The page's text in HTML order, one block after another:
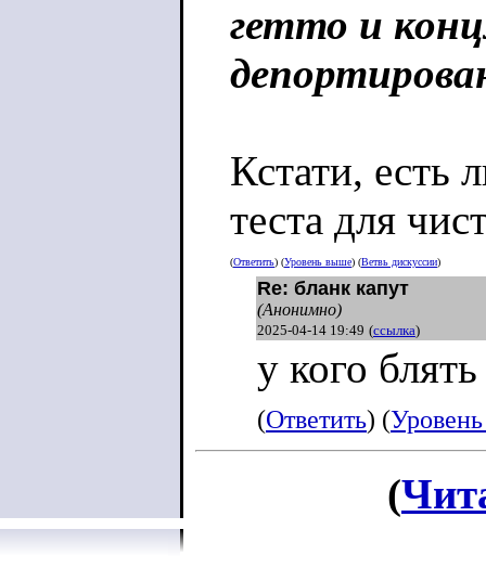
гетто и
Кстати, есть
теста для
(Ответить) (Уровень выше) (Ветвь дискуссии)
Re: бланк капут
(Анонимно)
2025-04-14 19:49 (ссылка)
у кого
(Ответить) (
(